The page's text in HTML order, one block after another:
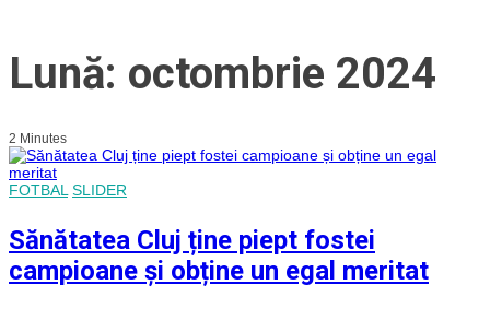
Lună: octombrie 2024
2 Minutes
FOTBAL SLIDER
Sănătatea Cluj ține piept fostei
campioane și obține un egal meritat